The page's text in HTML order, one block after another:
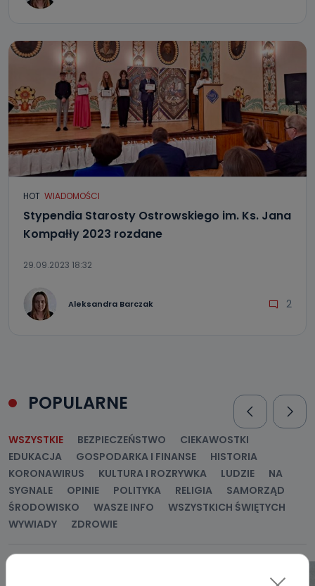
HOT WIADOMOŚCI
Stypendia Starosty Ostrowskiego im. Ks. Jana
Kompałły 2023 rozdane
29.09.2023 18:32
Aleksandra Barczak 2
POPULARNE
WSZYSTKIE BEZPIECZEŃSTWO
CIEKAWOSTKI
EDUKACJA
GOSPODARKA I FINANSE
HISTORIA
KORONAWIRUS
KULTURA I ROZRYWKA LUDZIE
NA
SYGNALE
OPINIE POLITYKA RELIGIA
SAMORZĄD
ŚRODOWISKO
WASZE INFO
WSZYSTKICH ŚWIĘTYCH
WYWIADY
ZDROWIE